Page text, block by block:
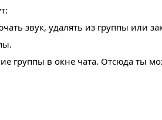
звук, удалять из группы или
группы в окне чата. Отсюда ты